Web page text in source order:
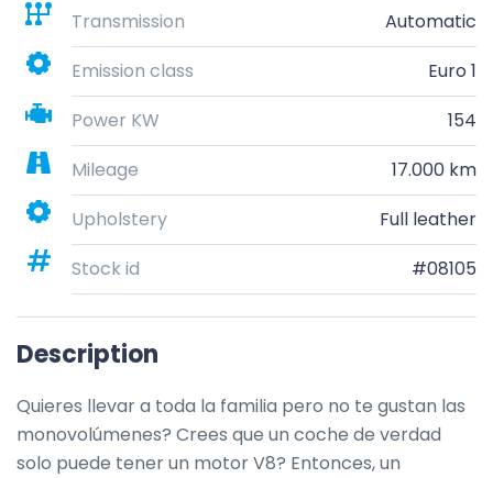
Transmission
Automatic
Emission class
Euro 1
Power KW
154
Mileage
17.000 km
Upholstery
Full leather
Stock id
#08105
Description
Quieres llevar a toda la familia pero no te gustan las
monovolúmenes? Crees que un coche de verdad
solo puede tener un motor V8? Entonces, un